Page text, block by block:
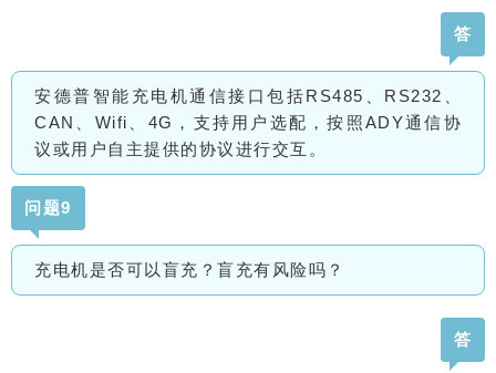
答
安德普智能充电机通信接口包括RS485、RS232、
CAN、Wifi、4G，支持用户选配，按照ADY通信协
议或用户自主提供的协议进行交互。
问题9
充电机是否可以盲充？盲充有风险吗？
答